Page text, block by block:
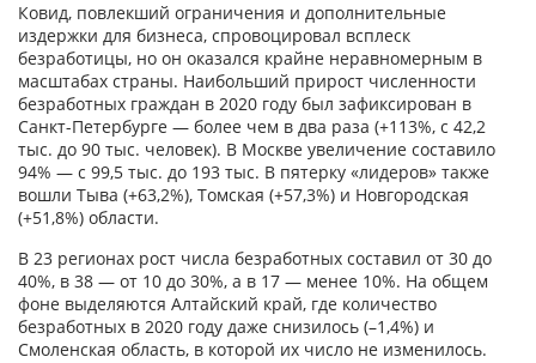
Ковид, повлекший ограничения и дополнительные
издержки для бизнеса, спровоцировал всплеск
безработицы, но он оказался крайне неравномерным в
масштабах страны. Наибольший прирост численности
безработных граждан в 2020 году был зафиксирован в
Санкт-Петербурге — более чем в два раза (+113%, с 42,2
тыс. до 90 тыс. человек). В Москве увеличение составило
94% — с 99,5 тыс. до 193 тыс. В пятерку «лидеров» также
вошли Тыва (+63,2%), Томская (+57,3%) и Новгородская
(+51,8%) области.
В 23 регионах рост числа безработных составил от 30 до
40%, в 38 — от 10 до 30%, а в 17 — менее 10%. На общем
фоне выделяются Алтайский край, где количество
безработных в 2020 году даже снизилось (–1,4%) и
Смоленская область, в которой их число не изменилось.